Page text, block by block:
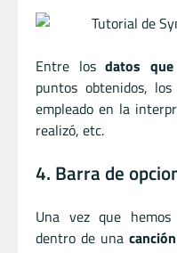
Entre losdatos
puntos obtenidos,
empleado en la
realizó, etc.
4. Barra de
Una vez que hemos
dentro de una canción